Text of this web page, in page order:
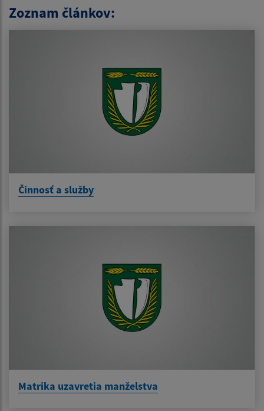
Zoznam článkov:
Činnosť a služby
Matrika uzavretia manželstva